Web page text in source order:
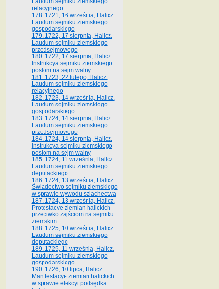
Laudum sejmiku ziemskiego
relacyjnego
178. 1721, 16 września, Halicz.
Laudum sejmiku ziemskiego
gospodarskiego
179. 1722, 17 sierpnia, Halicz.
Laudum sejmiku ziemskiego
przedsejmowego
180. 1722, 17 sierpnia, Halicz.
Instrukcya sejmiku ziemskiego
posłom na sejm walny
181. 1723, 22 lutego, Halicz.
Laudum sejmiku ziemskiego
relacyjnego
182. 1723, 14 września, Halicz.
Laudum sejmiku ziemskiego
gospodarskiego
183. 1724, 14 sierpnia, Halicz.
Laudum sejmiku ziemskiego
przedsejmowego
184. 1724, 14 sierpnia, Halicz.
Instrukcya sejmiku ziemskiego
posłom na sejm walny
185. 1724, 11 września, Halicz.
Laudum sejmiku ziemskiego
deputackiego
186. 1724, 13 września, Halicz.
Świadectwo sejmiku ziemskiego
w sprawie wywodu szlachectwa
187. 1724, 13 września, Halicz.
Protestacye ziemian halickich
przeciwko zajściom na sejmiku
ziemskim
188. 1725, 10 września, Halicz.
Laudum sejmiku ziemskiego
deputackiego
189. 1725, 11 września, Halicz.
Laudum sejmiku ziemskiego
gospodarskiego
190. 1726, 10 lipca, Halicz.
Manifestacye ziemian halickich
w sprawie elekcyi podsędka